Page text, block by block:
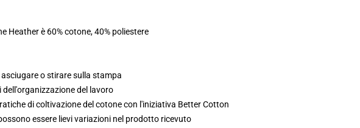
Heather è 60% cotone, 40% poliestere
o stirare sulla stampa
del lavoro
di coltivazione del cotone con l'iniziativa Better Cotton
essere lievi variazioni nel prodotto ricevuto